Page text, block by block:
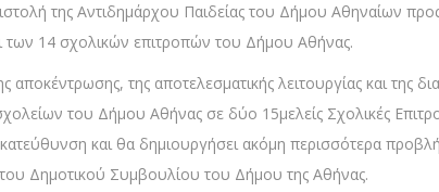
της Αντιδημάρχου Παιδείας του Δήμου Αθηναίων
των 14 σχολικών επιτροπών του Δήμου Αθήνας.
της αποτελεσματικής λειτουργίας και της
του Δήμου Αθήνας σε δύο 15μελείς Σχολικές
και θα δημιουργήσει ακόμη περισσότερα
Δημοτικού Συμβουλίου του Δήμου της Αθήνας.